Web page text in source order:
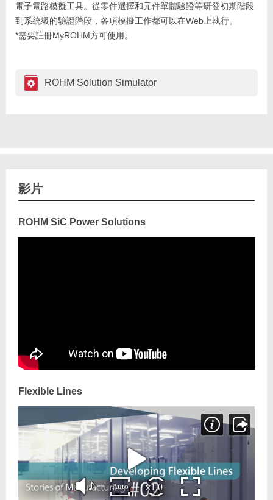
電子電路模擬工具。從零件選擇和元件單體驗證等研發初期階段
到系統級的驗證階段，各項模擬工作都可以在Web上執行。
*需要註冊MyROHM方可使用。
ROHM Solution Simulator
影片
ROHM SiC Power Solutions
Flexible Lines